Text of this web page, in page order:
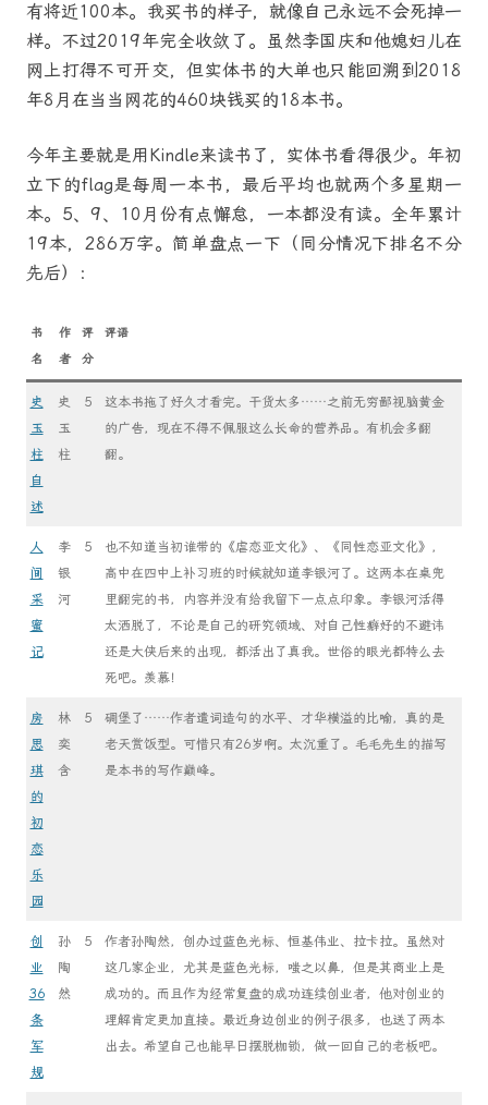
有将近100本。我买书的样子，就像自己永远不会死掉一
样。不过2019年完全收敛了。虽然李国庆和他媳妇儿在
网上打得不可开交，但实体书的大单也只能回溯到2018
年8月在当当网花的460块钱买的18本书。
今年主要就是用Kindle来读书了，实体书看得很少。年初
立下的flag是每周一本书，最后平均也就两个多星期一
本。5、9、10月份有点懈怠，一本都没有读。全年累计
19本，286万字。简单盘点一下（同分情况下排名不分
先后）：
书
名
作
者
评
分
评语
史
玉
柱
自
述
史
玉
柱
5
这本书拖了好久才看完。干货太多……之前无穷鄙视脑黄金
的广告，现在不得不佩服这么长命的营养品。有机会多翻
翻。
人
间
采
蜜
记
李
银
河
5
也不知道当初谁带的《虐恋亚文化》、《同性恋亚文化》，
高中在四中上补习班的时候就知道李银河了。这两本在桌兜
里翻完的书，内容并没有给我留下一点点印象。李银河活得
太洒脱了，不论是自己的研究领域、对自己性癖好的不避讳
还是大侠后来的出现，都活出了真我。世俗的眼光都特么去
死吧。羡慕！
房
思
琪
的
初
恋
乐
园
林
奕
含
5
碉堡了……作者遣词造句的水平、才华横溢的比喻，真的是
老天赏饭型。可惜只有26岁啊。太沉重了。毛毛先生的描写
是本书的写作巅峰。
创
业
36
条
军
规
孙
陶
然
5
作者孙陶然，创办过蓝色光标、恒基伟业、拉卡拉。虽然对
这几家企业，尤其是蓝色光标，嗤之以鼻，但是其商业上是
成功的。而且作为经常复盘的成功连续创业者，他对创业的
理解肯定更加直接。最近身边创业的例子很多，也送了两本
出去。希望自己也能早日摆脱枷锁，做一回自己的老板吧。